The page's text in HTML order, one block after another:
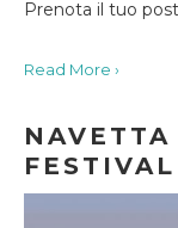
Prenota il tuo
Read More ›
FESTIVAL